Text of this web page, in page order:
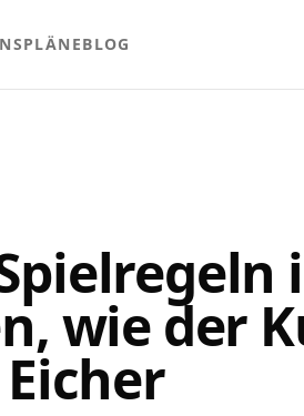
BLOG
wie der